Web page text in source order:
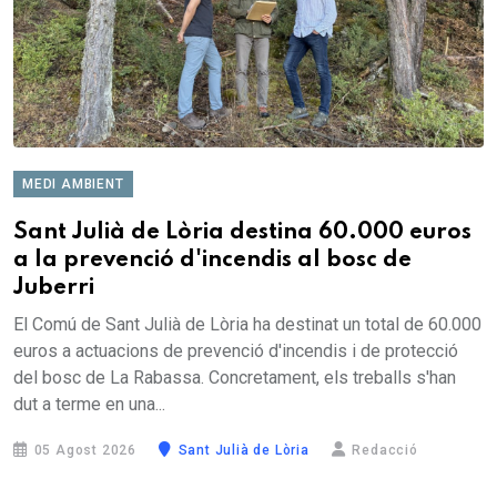
MEDI AMBIENT
Sant Julià de Lòria destina 60.000 euros
a la prevenció d'incendis al bosc de
Juberri
El Comú de Sant Julià de Lòria ha destinat un total de 60.000
euros a actuacions de prevenció d'incendis i de protecció
del bosc de La Rabassa. Concretament, els treballs s'han
dut a terme en una...
05 Agost 2026 Sant Julià de Lòria Redacció